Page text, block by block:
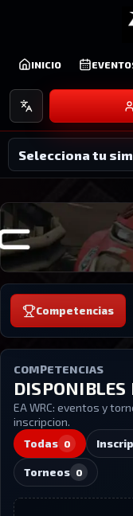
INICIO
Selecciona tu
Competencias
COMPETENCIAS
DISPONIBLES
EA WRC: eventos y
inscripcion.
Todas 0
Torneos 0